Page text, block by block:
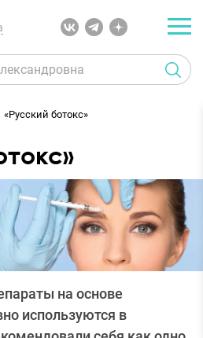
«Русский ботокс»
на основе
используются в